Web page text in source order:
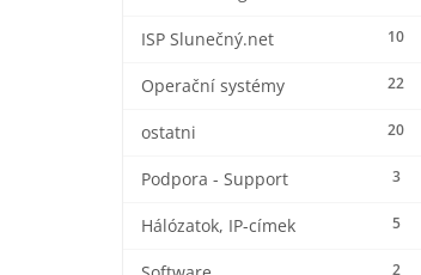
10
ISP Slunečný.net
22
Operační systémy
20
ostatni
3
Podpora - Support
5
Hálózatok, IP-címek
2